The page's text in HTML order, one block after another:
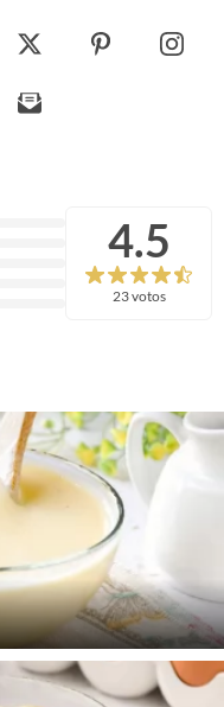
4.5
23 votos